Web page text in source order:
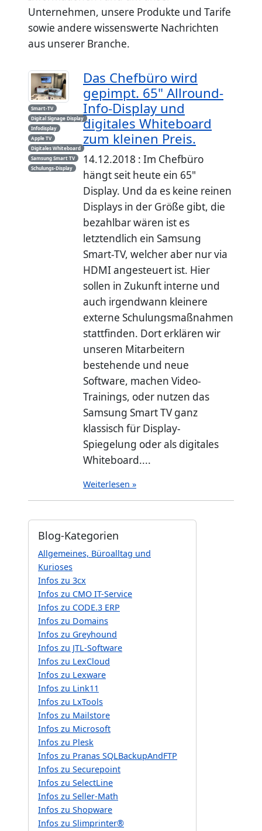
Unternehmen, unsere Produkte und Tarife
sowie andere wissenswerte Nachrichten
aus unserer Branche.
Smart-TV
Digital Signage Display
Infodisplay
Apple TV
Digitales Whiteboard
Samsung Smart TV
Schulungs-Display
Das Chefbüro wird
gepimpt. 65" Allround-
Info-Display und
digitales Whiteboard
zum kleinen Preis.
14.12.2018 : Im Chefbüro
hängt seit heute ein 65"
Display. Und da es keine reinen
Displays in der Größe gibt, die
bezahlbar wären ist es
letztendlich ein Samsung
Smart-TV, welcher aber nur via
HDMI angesteuert ist. Hier
sollen in Zukunft interne und
auch irgendwann kleinere
externe Schulungsmaßnahmen
stattfinden. Dort erklären wir
unseren Mitarbeitern
bestehende und neue
Software, machen Video-
Trainings, oder nutzen das
Samsung Smart TV ganz
klassisch für Display-
Spiegelung oder als digitales
Whiteboard....
Weiterlesen »
Blog-Kategorien
Allgemeines, Büroalltag und
Kurioses
Infos zu 3cx
Infos zu CMO IT-Service
Infos zu CODE.3 ERP
Infos zu Domains
Infos zu Greyhound
Infos zu JTL-Software
Infos zu LexCloud
Infos zu Lexware
Infos zu Link11
Infos zu LxTools
Infos zu Mailstore
Infos zu Microsoft
Infos zu Plesk
Infos zu Pranas SQLBackupAndFTP
Infos zu Securepoint
Infos zu SelectLine
Infos zu Seller-Math
Infos zu Shopware
Infos zu Slimprinter®